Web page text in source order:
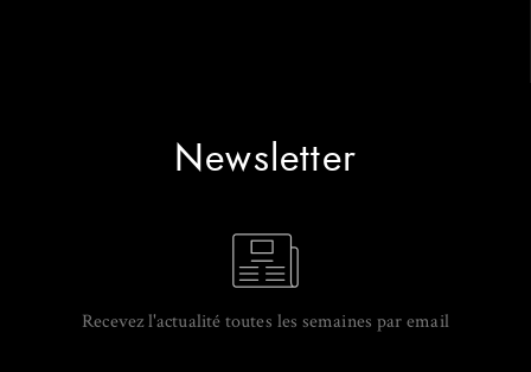
Newsletter
Recevez l'actualité toutes les semaines par email